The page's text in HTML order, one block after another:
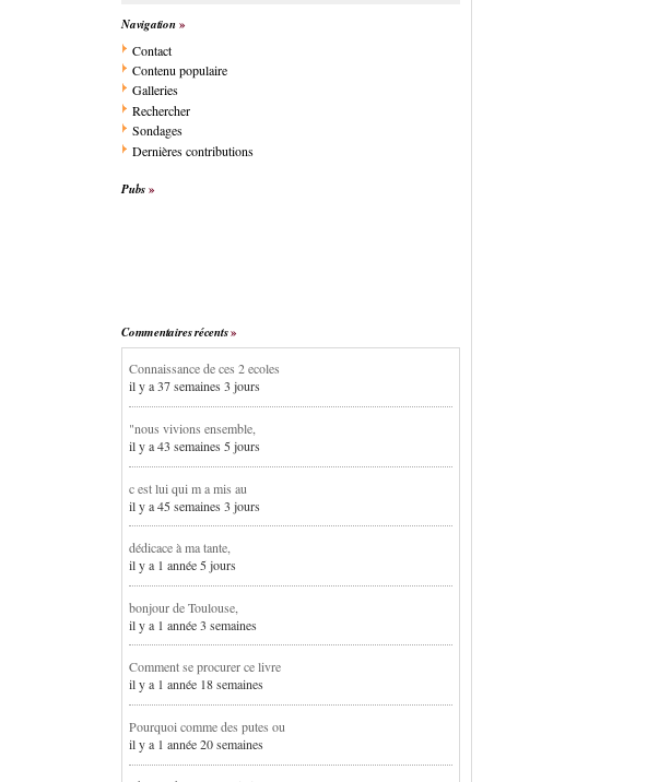
Navigation
Contact
Contenu populaire
Galleries
Rechercher
Sondages
Dernières contributions
Pubs
Commentaires récents
Connaissance de ces 2 ecoles
il y a 37 semaines 3 jours
"nous vivions ensemble,
il y a 43 semaines 5 jours
c est lui qui m a mis au
il y a 45 semaines 3 jours
dédicace à ma tante,
il y a 1 année 5 jours
bonjour de Toulouse,
il y a 1 année 3 semaines
Comment se procurer ce livre
il y a 1 année 18 semaines
Pourquoi comme des putes ou
il y a 1 année 20 semaines